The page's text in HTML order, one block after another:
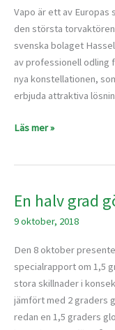
Vapo är ett av
den största
svenska bolaget
av professionell odling
nya konstellationen,
erbjuda attraktiva
Vapo
går
samman
med
Nederländska
BVB
Läs mer »
En halv grad
9 oktober, 2018
Den 8 oktober
specialrapport om 1,5
stora skillnader i
jämfört med 2 graders
redan en 1,5 graders
En
halv
gör
stor
skillnad